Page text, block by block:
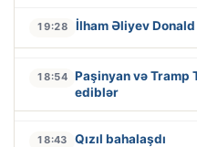
19:28 İlham Əliyev Donald
18:54 Paşinyan və Tramp
ediblər
18:43 Qızıl bahalaşdı